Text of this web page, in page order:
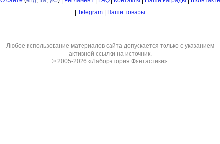
| Telegram | Наши товары
Любое использование материалов сайта допускается только с указанием
активной ссылки на источник.
© 2005-2026 «Лаборатория Фантастики»